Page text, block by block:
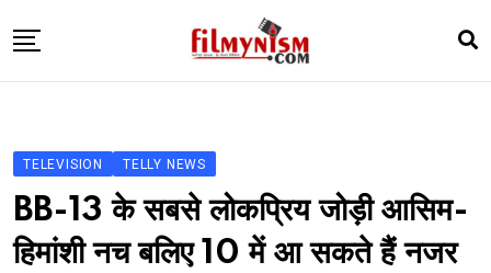
to
TELEVISION
BHOJPURI
NEWS ABTAK
TELEVISION TELLY NEWS
BB-13 के सबसे लोकप्रिय जोड़ी आसिम-
हिमांशी नच बलिए 10 में आ सकते हैं नजर